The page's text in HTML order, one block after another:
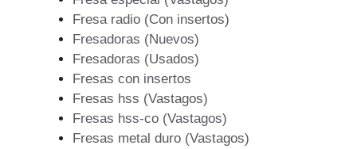
Fresa radio (Con insertos)
Fresadoras (Nuevos)
Fresadoras (Usados)
Fresas con insertos
Fresas hss (Vastagos)
Fresas hss-co (Vastagos)
Fresas metal duro (Vastagos)